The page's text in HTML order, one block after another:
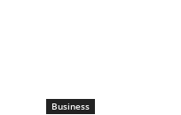
Business